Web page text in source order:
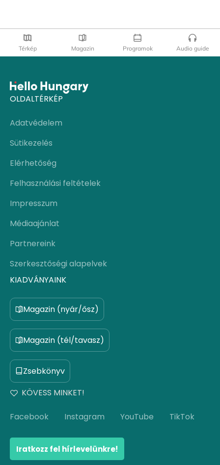
Térkép Magazin Programok Audio guide
OLDALTÉRKÉP
Adatvédelem
Sütikezelés
Elérhetőség
Felhasználási feltételek
Impresszum
Médiaajánlat
Partnereink
Szerkesztőségi alapelvek
KIADVÁNYAINK
Magazin (nyár/ősz)
Magazin (tél/tavasz)
Zsebkönyv
KÖVESS MINKET!
Facebook Instagram YouTube TikTok
Iratkozz fel hírlevelünkre!